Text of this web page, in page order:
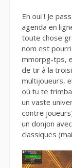
Eh oui ! Je
agenda en
toute chose
nom est pourri
mmorpg-tps,
de tir à la
multijoueurs,
où tu te
un vaste
contre
un donjon
classiques